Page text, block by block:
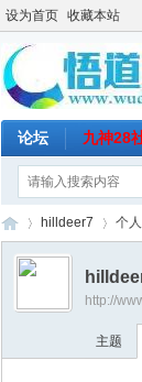
设为首页 收藏本站
论坛 九神28
›
hilldeer7 个
http://
主题